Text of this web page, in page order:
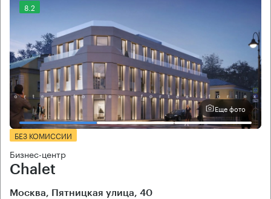
8.2
Еще фото
БЕЗ КОМИССИИ
Бизнес-центр
Chalet
Москва, Пятницкая улица, 40